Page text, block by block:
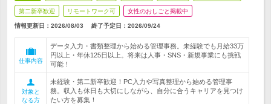
第二新卒歓迎 リモートワーク可 女性のおしごと掲載中
情報更新日：2026/08/03 終了予定日： 2026/09/24
仕事内容
データ入力・書類整理から始める管理事務。未経験でも月給33万
円以上・年休125日以上。将来は人事・SNS・新規事業にも挑戦
可能！
対象と
なる方
未経験・第二新卒歓迎！PC入力や写真整理から始める管理事
務。収入も休日も大切にしながら、自分に合うキャリアを見つけ
たい方を募集！